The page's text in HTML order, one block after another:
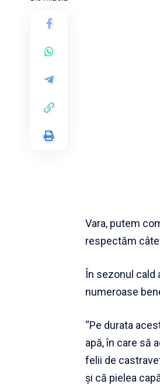
Vara, putem
respectăm
În sezonul cald
numeroase
“Pe durata
apă, în care să
felii de
şi că pielea